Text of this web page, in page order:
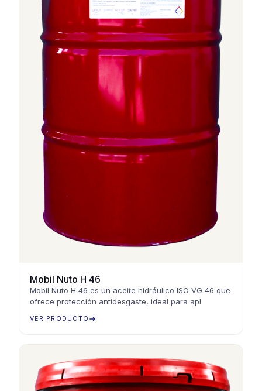
Mobil Nuto H 46
Mobil Nuto H 46 es un aceite hidráulico ISO VG 46 que
ofrece protección antidesgaste, ideal para apl
VER PRODUCTO